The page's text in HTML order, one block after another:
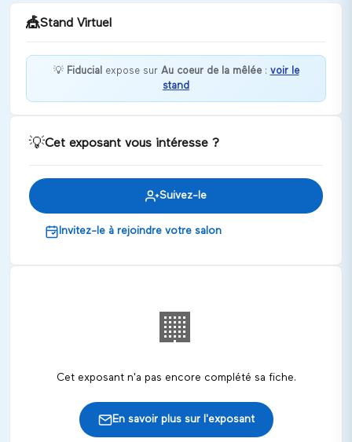
🎪Stand Virtuel
Bienvenue chez Fiducial !
💡 Fiducial expose sur Au coeur de la mêlée: voir le
stand
💡Cet exposant vous intéresse ?
Suivez-le
Invitez-le à rejoindre votre salon
🏢
Cet exposant n'a pas encore complété sa fiche.
En savoir plus sur l'exposant